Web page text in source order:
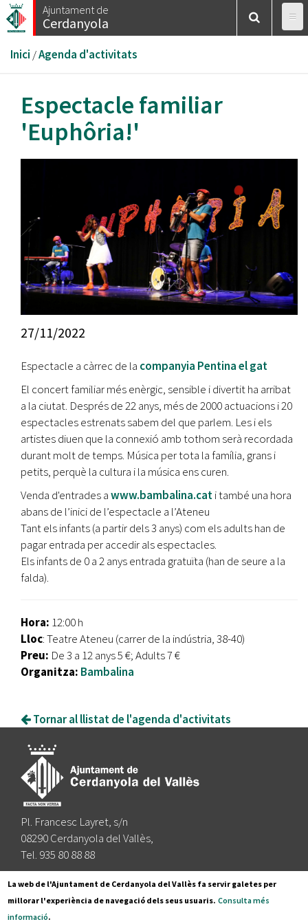
Vés
al
Ajuntament de
Cerdanyola
Esteu
aquí
Inici /Agenda d'activitats
Espectacle familiar
'Euphôria!'
27/11/2022
Espectacle a càrrec de la companyia Pentina el gat
El concert familiar més enèrgic, sensible i divertit ha arribat
a la ciutat. Després de 22 anys, més de 2000 actuacions i 20
espectacles estrenats sabem del que parlem. Les i els
artistes diuen que la connexió amb tothom serà recordada
durant molt de temps. Música per tota la família, grans i
petits, perquè la cultura i la música ens curen.
Venda d'entrades awww.bambalina.cati també una hora
abans de l’inici de l’espectacle a l’Ateneu
Tant els infants (a partir dels 3 anys) com els adults han de
pagar entrada per accedir als espectacles.
Els infants de 0 a 2 anys entrada gratuïta (han de seure a la
falda).
Hora: 12:00 h
Lloc: Teatre Ateneu (carrer de la indústria, 38-40)
Preu: De 3 a 12 anys 5 €; Adults 7 €
Organitza: Bambalina
Tornar al llistat de l'agenda d'activitats
Pl. Francesc Layret, s/n
08290 Cerdanyola del Vallès,
Tel. 935 80 88 88
Segueix-nos a:
La web de l'Ajuntament de Cerdanyola del Vallès fa servir galetes per
millorar l'experiència de navegació dels seus usuaris. Consulta més
informació.